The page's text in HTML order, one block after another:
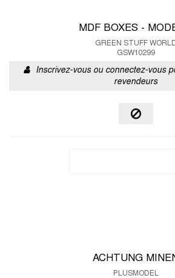
MDF BOXES -
GREEN STUFF
GSW10299
Inscrivez-vous ou connectez-vous
revendeurs
ACHTUNG
PLUSMODEL